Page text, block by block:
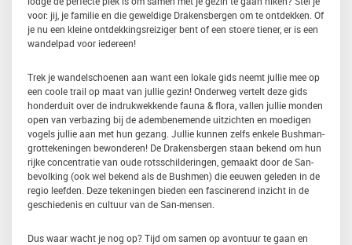
voor: jij, je familie en die geweldige Drakensbergen om te ontdekken. Of
je nu een kleine ontdekkingsreiziger bent of een stoere tiener, er is een
wandelpad voor iedereen!
Trek je wandelschoenen aan want een lokale gids neemt jullie mee op
een coole trail op maat van jullie gezin! Onderweg vertelt deze gids
honderduit over de indrukwekkende fauna & flora, vallen jullie monden
open van verbazing bij de adembenemende uitzichten en moedigen
vogels jullie aan met hun gezang. Jullie kunnen zelfs enkele Bushman-
grottekeningen bewonderen! De Drakensbergen staan bekend om hun
rijke concentratie van oude rotsschilderingen, gemaakt door de San-
bevolking (ook wel bekend als de Bushmen) die eeuwen geleden in de
regio leefden. Deze tekeningen bieden een fascinerend inzicht in de
geschiedenis en cultuur van de San-mensen.
Dus waar wacht je nog op? Tijd om samen op avontuur te gaan en